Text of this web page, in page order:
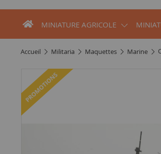
MINIATURE AGRICOLE
accueil militaria maquettes marine